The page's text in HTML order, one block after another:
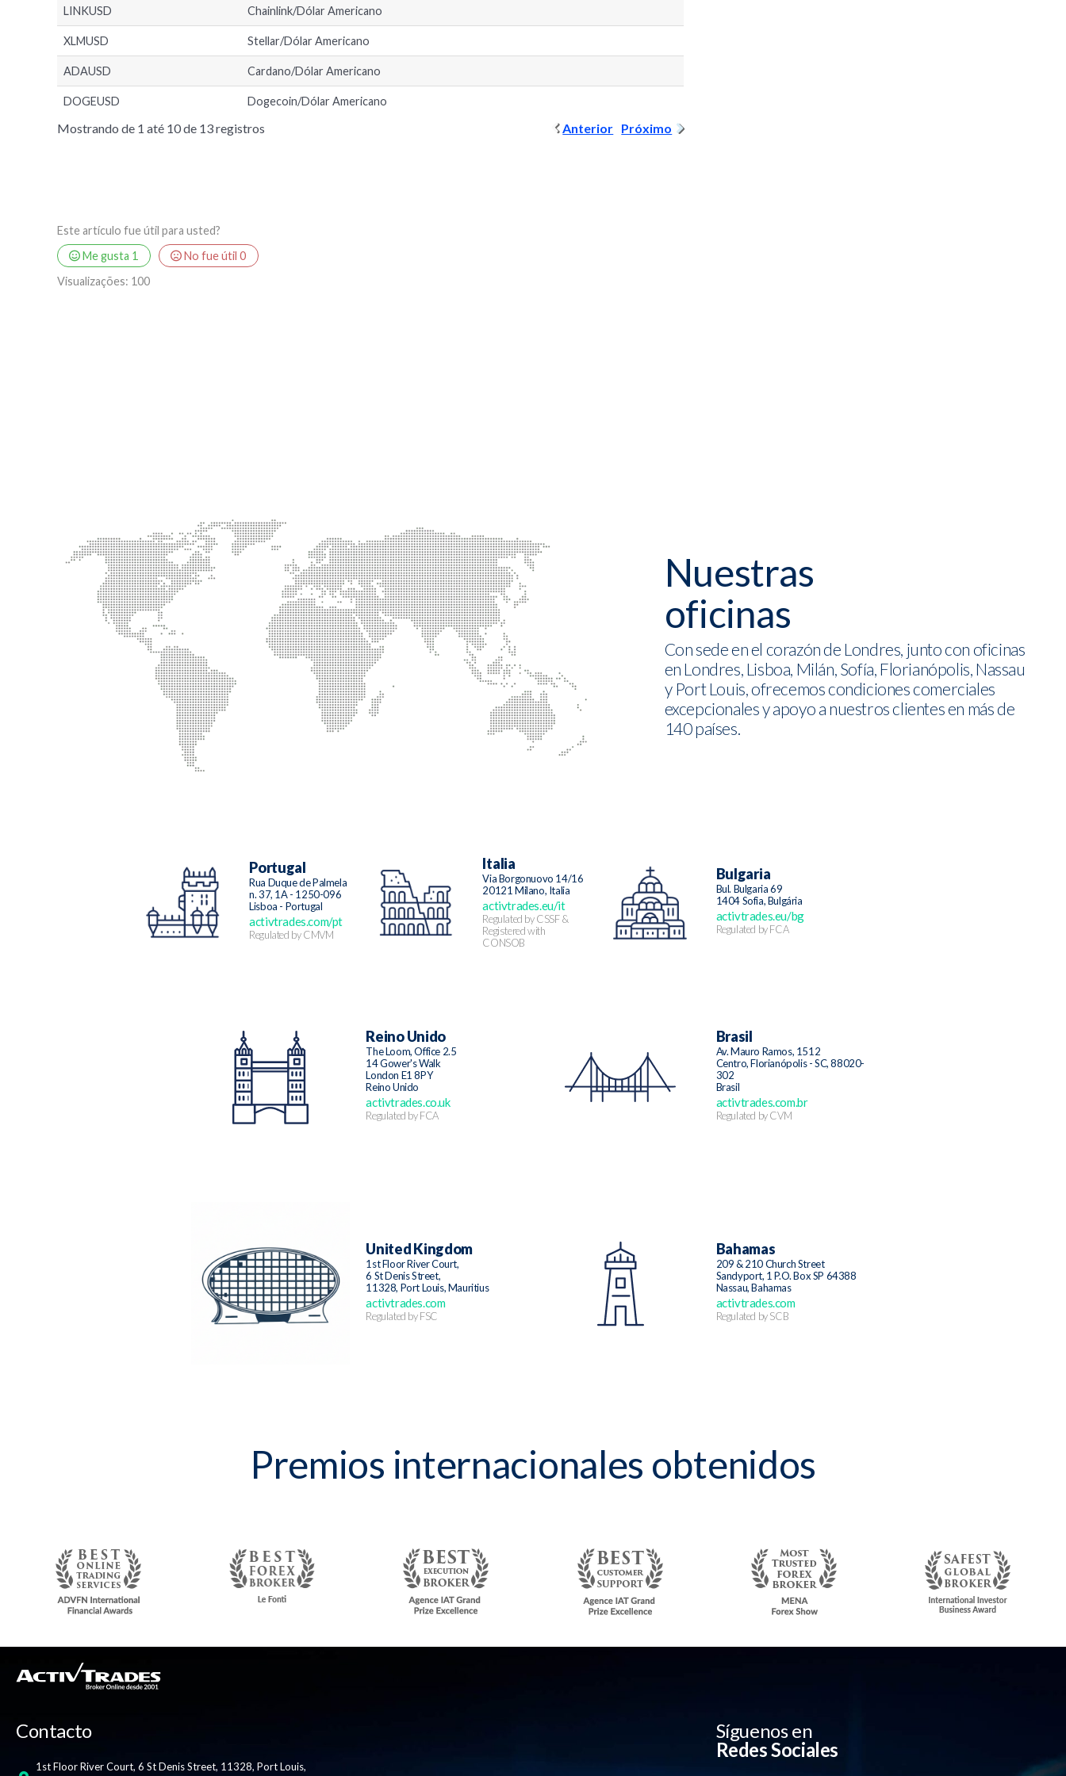
LINKUSD Chainlink/Dólar Americano
XLMUSD Stellar/Dólar Americano
ADAUSD Cardano/Dólar Americano
DOGEUSD Dogecoin/Dólar Americano
Mostrando de 1 até 10 de 13 registros Anterior Próximo
Este artículo fue útil para usted?
Me gusta 1 No fue útil0
Visualizações: 100
Nuestras
oficinas
Con sede en el corazón de Londres, junto con oficinas
en Londres, Lisboa, Milán, Sofía, Florianópolis, Nassau
y Port Louis, ofrecemos condiciones comerciales
excepcionales y apoyo a nuestros clientes en más de
140 países.
Portugal
Rua Duque de Palmela
n. 37, 1A - 1250-096
Lisboa - Portugal
activtrades.com/pt
Regulated by CMVM
Italia
Via Borgonuovo 14/16
20121 Milano, Italia
activtrades.eu/it
Regulated by CSSF &
Registered with
CONSOB
Bulgaria
Bul. Bulgaria 69
1404 Sofia, Bulgária
activtrades.eu/bg
Regulated by FCA
Reino Unido
The Loom, Office 2.5
14 Gower's Walk
London E1 8PY
Reino Unido
activtrades.co.uk
Regulated by FCA
Brasil
Av. Mauro Ramos, 1512
Centro, Florianópolis - SC, 88020-
302
Brasil
activtrades.com.br
Regulated by CVM
United Kingdom
1st Floor River Court,
6 St Denis Street,
11328, Port Louis, Mauritius
activtrades.com
Regulated by FSC
Bahamas
209 & 210 Church Street
Sandyport, 1 P.O. Box SP 64388
Nassau, Bahamas
activtrades.com
Regulated by SCB
Premios internacionales obtenidos
Contacto
1st Floor River Court, 6 St Denis Street, 11328, Port Louis,
Síguenos en
Redes Sociales